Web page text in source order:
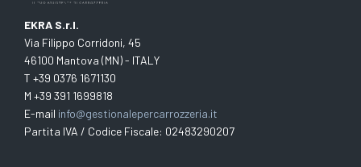
EKRA S.r.l.
Via Filippo Corridoni, 45
46100 Mantova (MN) - ITALY
T +39 0376 1671130
M +39 391 1699818
E-mail info@gestionalepercarrozzeria.it
Partita IVA / Codice Fiscale: 02483290207